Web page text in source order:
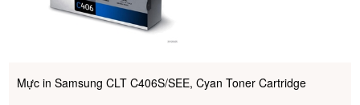
Mực in Samsung CLT C406S/SEE, Cyan Toner Cartridge